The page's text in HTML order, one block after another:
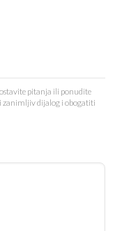
pitanja ili ponudite
zanimljiv dijalog i obogatiti